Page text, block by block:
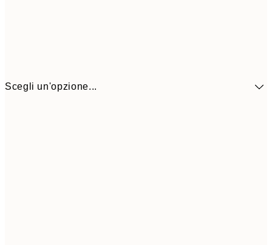
Scegli un'opzione...